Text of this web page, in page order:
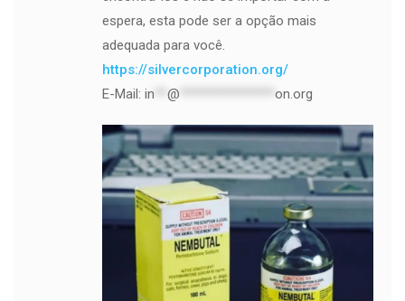
espera, esta pode ser a opção mais
adequada para você.
https://silvercorporation.org/
E-Mail: in @ on.org